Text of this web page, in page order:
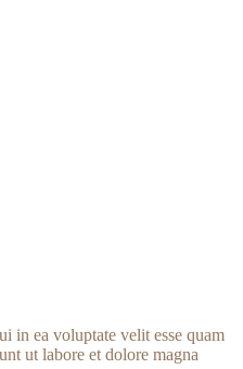
in ea voluptate velit esse quam
ut labore et dolore magna